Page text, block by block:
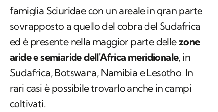
famiglia Sciuridae con un areale in gran parte
sovrapposto a quello del cobra del Sudafrica
ed è presente nella maggior parte dellezone
aride e semiaride dell'Africa meridionale, in
Sudafrica, Botswana, Namibia e Lesotho. In
rari casi è possibile trovarlo anche in campi
coltivati.